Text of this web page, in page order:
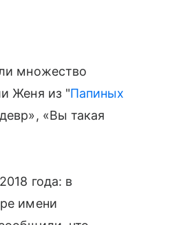
множество
Женя из "Папиных
«Вы такая
года: в
имени